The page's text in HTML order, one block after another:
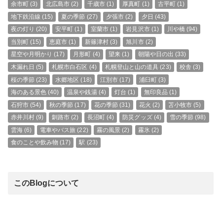
余市町(3) 北広島市 (2) 千歳市(1) 厚真町 (1) 古平町 (1)
地下鉄沿線 (15) 夏の季節 (27) 夕張市 (2) 夕日 (43)
夜の灯り (20) 安平町 (1) 室蘭市(1) 岩見沢市(1) 川や橋 (94)
当別町(15) 恵庭市 (1) 新篠津村(3) 旭川市(2)
星空や月明かり (17) 月形町 (4) 望来 (1) 朝陽や日の出 (33)
木漏れ日 (5) 札幌市白石区 (4) 札幌登山と山の道具 (23) 校舎 (3)
桜の季節 (23) 水郷地区 (18) 江別市 (17) 浦臼町(3)
海のある景色(40) 温泉や銭湯(4) 灯台 (1) 無印良品 (1)
石狩市(54) 秋の季節 (17) 花の季節 (31) 花火 (2) 苫小牧市 (5)
赤井川村(9) 釧路市 (2) 長沼町(4) 防災グッズ(4) 雪の季節 (98)
雲海(6) 電車やバス旅 (22) 霧の風景 (2) 霧氷 (2)
食のことや飲み物 (17) 駅 (23)
このBlogについて